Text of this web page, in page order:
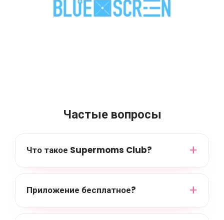
Частые вопросы
Что такое Supermoms Club?
Приложение бесплатное?